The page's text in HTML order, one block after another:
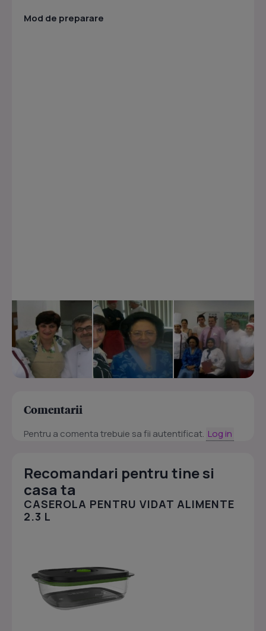
Mod de preparare
Comentarii
Pentru a comenta trebuie sa fii autentificat. Log in
Recomandari pentru tine si
casa ta
CASEROLA PENTRU VIDAT ALIMENTE
2.3 L